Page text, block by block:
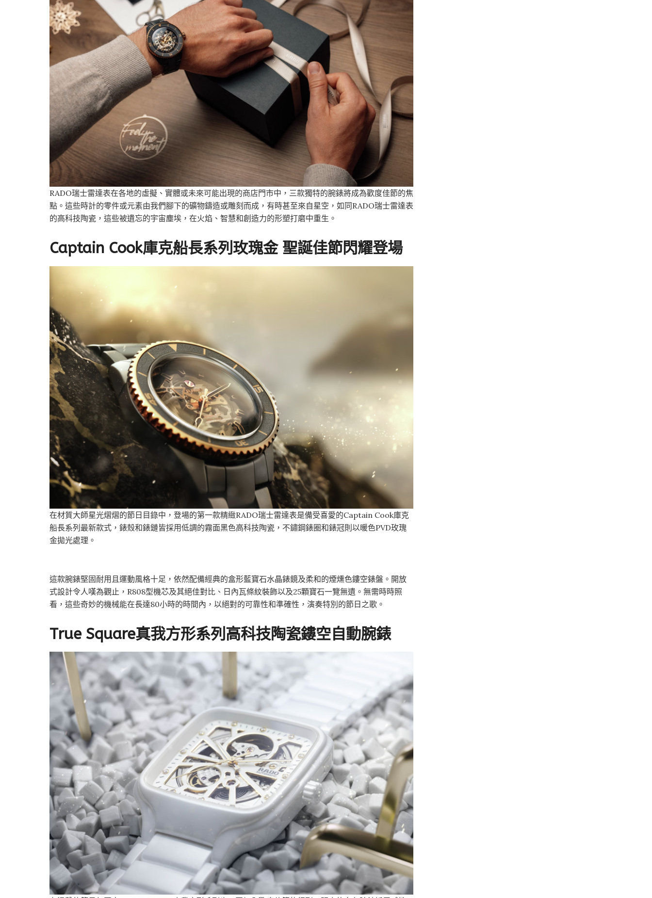
RADO瑞士雷達表在各地的虛擬、實體或未來可能出現的商店門市中，三款獨特的腕錶將成為歡度佳節的焦
點。這些時計的零件或元素由我們腳下的礦物鑄造或雕刻而成，有時甚至來自星空，如同RADO瑞士雷達表
的高科技陶瓷，這些被遺忘的宇宙塵埃，在火焰、智慧和創造力的形塑打磨中重生。
Captain Cook庫克船長系列玫瑰金 聖誕佳節閃耀登場
在材質大師星光熠熠的節日目錄中，登場的第一款精緻RADO瑞士雷達表是備受喜愛的Captain Cook庫克
船長系列最新款式，錶殼和錶鏈皆採用低調的霧面黑色高科技陶瓷，不鏽鋼錶圈和錶冠則以暖色PVD玫瑰
金拋光處理。
這款腕錶堅固耐用且運動風格十足，依然配備經典的盒形藍寶石水晶錶鏡及柔和的煙燻色鏤空錶盤。開放
式設計令人嘆為觀止，R808型機芯及其絕佳對比、日內瓦條紋裝飾以及25顆寶石一覽無遺。無需時時照
看，這些奇妙的機械能在長達80小時的時間內，以絕對的可靠性和準確性，演奏特別的節日之歌。
True Square真我方形系列高科技陶瓷鏤空自動腕錶